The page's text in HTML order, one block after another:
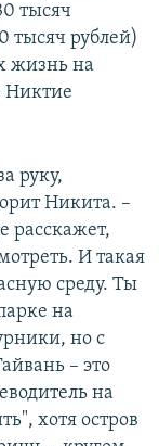
тысяч
тысяч рублей)
жизнь на
Никтие
руку,
Никита. –
расскажет,
И такая
среду. Ты
на
но с
– это
на
хотя остров